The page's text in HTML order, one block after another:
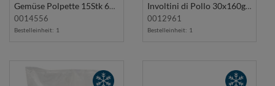
Gemüse Polpette 15Stk 650g
0014556
Bestelleinheit: 1
Involtini di Pollo 30x160g MARRINI
0012961
Bestelleinheit: 1